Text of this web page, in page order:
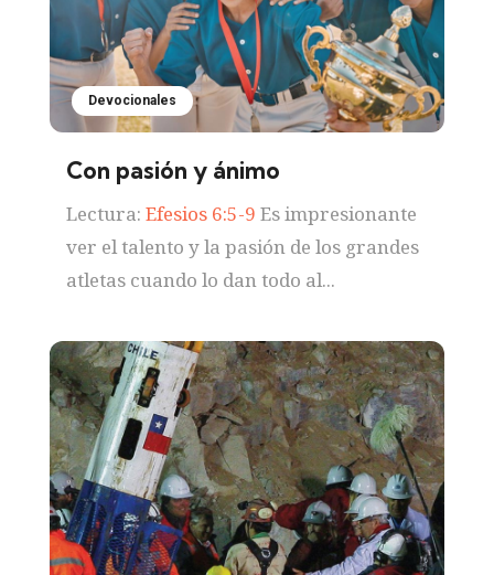
Devocionales
Con pasión y ánimo
Lectura: Efesios 6:5-9 Es impresionante
ver el talento y la pasión de los grandes
atletas cuando lo dan todo al...